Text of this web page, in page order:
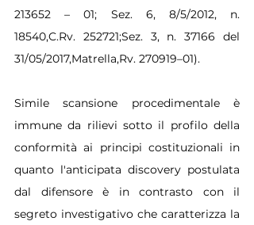
213652 – 01; Sez. 6, 8/5/2012, n.
18540,C.Rv. 252721;Sez. 3, n. 37166 del
31/05/2017,Matrella,Rv. 270919–01).
Simile scansione procedimentale è
immune da rilievi sotto il profilo della
conformità ai principi costituzionali in
quanto l'anticipata discovery postulata
dal difensore è in contrasto con il
segreto investigativo che caratterizza la